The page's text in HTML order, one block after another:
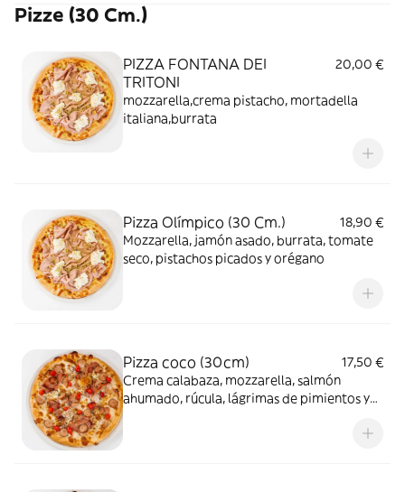
Pizze (30 Cm.)
PIZZA FONTANA DEI
TRITONI
20,00 €
mozzarella,crema pistacho, mortadella
italiana,burrata
Pizza Olímpico (30 Cm.)
18,90 €
Mozzarella, jamón asado, burrata, tomate
seco, pistachos picados y orégano
Pizza coco (30cm)
17,50 €
Crema calabaza, mozzarella, salmón
ahumado, rúcula, lágrimas de pimientos y